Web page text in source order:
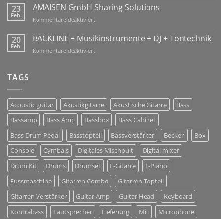
/
Holidays
10-
Jan
23
Feb.
AMAISEN GmbH Sharing Solutions
Kommentare deaktiviertfür
GmbH
Sharing
Solutions
20
Feb.
BACKLINE + Musikinstrumente + DJ + Tontechnik
Kommentare deaktiviertfür
+
Tontechnik
TAGS
Acoustic guitar Akustikgitarre Akustische Gitarre
Bass
Bassamp
Bass Amp Bassbox
Bass Cabinet
Bass Drum Pedal
Basstopteil Bassverstärker Becken
Box
Console
Cymbals Digitales Mischpult
Digital mixer
Drum Kit
Drums Drumset E-Gitarre
E-Piano
Fussmaschine
Gitarren Combo
Gitarren Topteil
Gitarren Verstärker
Guitar Amp Guitar Head
Keyboard
Kontrabass
Lautsprecher Lieferung Mic
Microphone